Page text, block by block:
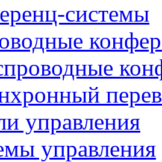
системы
управления
управления